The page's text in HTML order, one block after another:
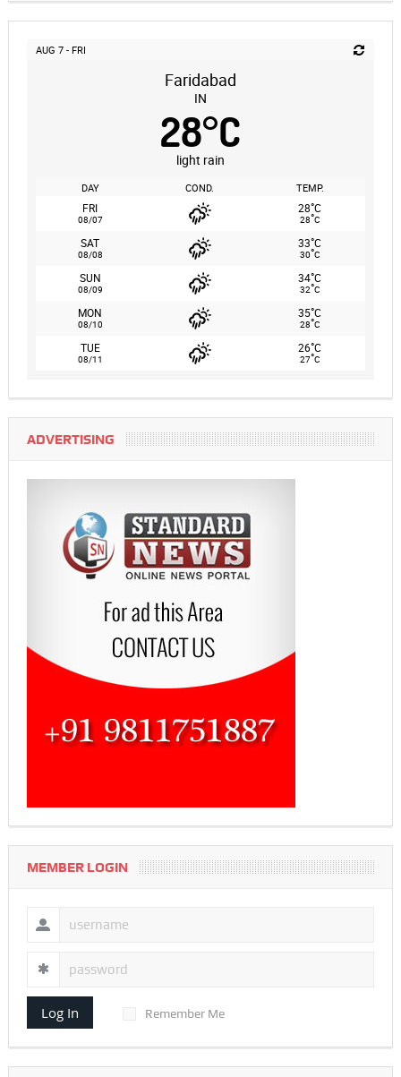
AUG 7 - FRI
Faridabad
IN
28°C
light rain
DAY COND. TEMP.
FRI
08/07
28°C
28°C
SAT
08/08
33°C
30°C
SUN
08/09
34°C
32°C
MON
08/10
35°C
28°C
TUE
08/11
26°C
27°C
ADVERTISING
MEMBER LOGIN
Log In Remember Me